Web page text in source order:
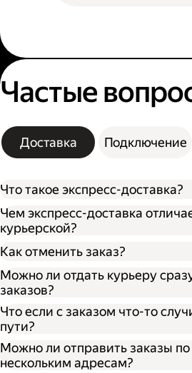
Частые
Доставка Подключение
Что такое экспресс-доставка?
Чем экспресс-доставка
курьерской?
Как отменить заказ?
Можно ли отдать курьеру
заказов?
Что если с заказом что-то
пути?
Можно ли отправить заказы по
нескольким адресам?